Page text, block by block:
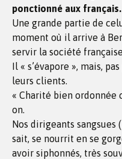
ponctionné aux français.
Une grande partie de
moment où il arrive à
servir la société
Il « s’évapore », mais,
leurs clients.
« Charité bien ordonnée
on.
Nos dirigeants sangsues
sait, se nourrit en se
avoir siphonnés, très